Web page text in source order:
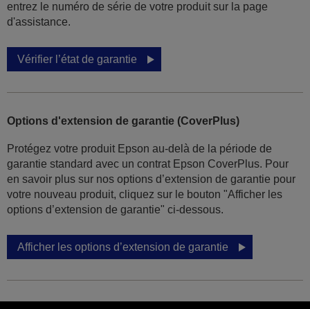
entrez le numéro de série de votre produit sur la page
d'assistance.
Vérifier l’état de garantie
Options d'extension de garantie (CoverPlus)
Protégez votre produit Epson au-delà de la période de
garantie standard avec un contrat Epson CoverPlus. Pour
en savoir plus sur nos options d’extension de garantie pour
votre nouveau produit, cliquez sur le bouton "Afficher les
options d’extension de garantie" ci-dessous.
Afficher les options d’extension de garantie